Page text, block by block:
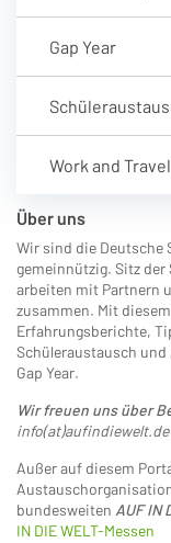
Gap Year
Work and Travel
Über uns
Wir sind die Deutsche
gemeinnützig. Sitz
arbeiten mit Partnern
zusammen. Mit
Erfahrungsberichte,
Schüleraustausch und
Gap Year.
Wir freuen uns über
info(at)aufindiewelt.de
Außer auf diesem
bundesweiten AUF IN
IN DIE WELT-Messen